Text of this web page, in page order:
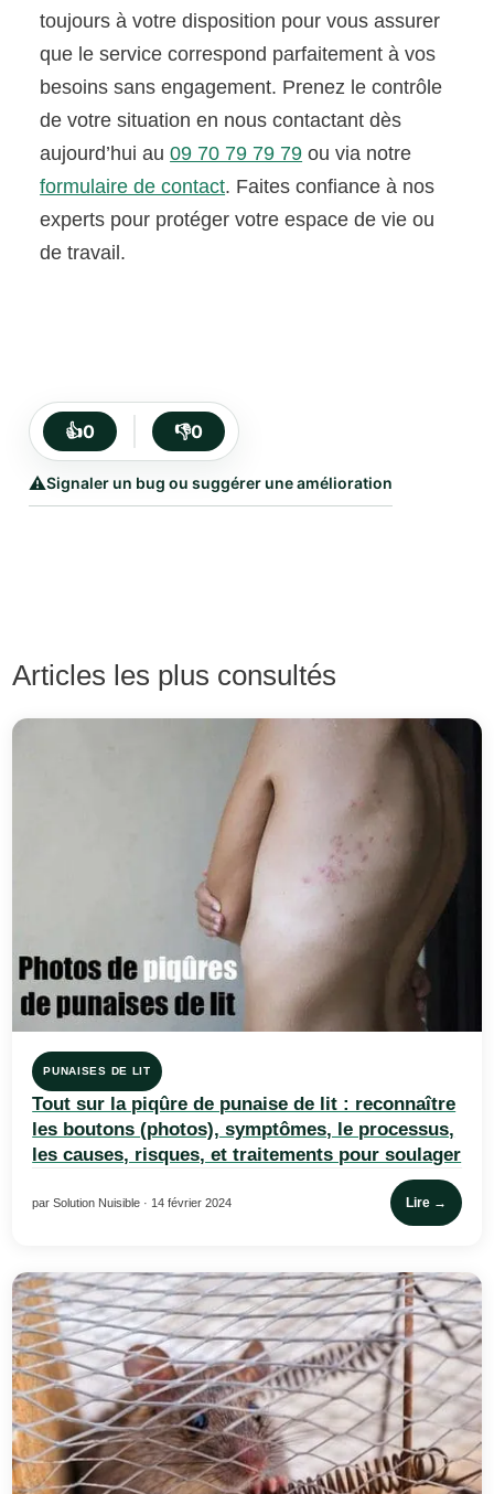
toujours à votre disposition pour vous assurer
que le service correspond parfaitement à vos
besoins sans engagement. Prenez le contrôle
de votre situation en nous contactant dès
aujourd’hui au09 70 79 79 79 ou via notre
formulaire de contact. Faites confiance à nos
experts pour protéger votre espace de vie ou
de travail.
👍0 👎0
⚠️Signaler un bug ou suggérer une amélioration
Articles les plus consultés
PUNAISES DE LIT
Tout sur la piqûre de punaise de lit : reconnaître
les boutons (photos), symptômes, le processus,
les causes, risques, et traitements pour soulager
par Solution Nuisible · 14 février 2024 Lire →